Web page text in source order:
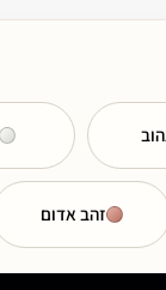
זהב אדום